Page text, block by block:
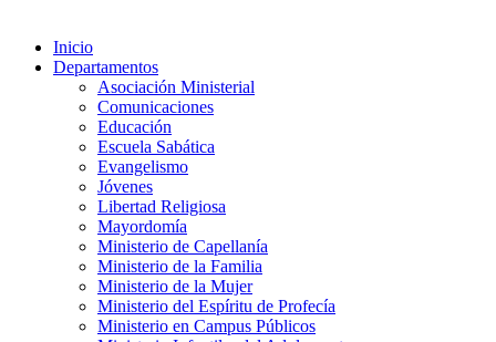
Inicio
Departamentos
Asociación Ministerial
Comunicaciones
Educación
Escuela Sabática
Evangelismo
Jóvenes
Libertad Religiosa
Mayordomía
Ministerio de Capellanía
Ministerio de la Familia
Ministerio de la Mujer
Ministerio del Espíritu de Profecía
Ministerio en Campus Públicos